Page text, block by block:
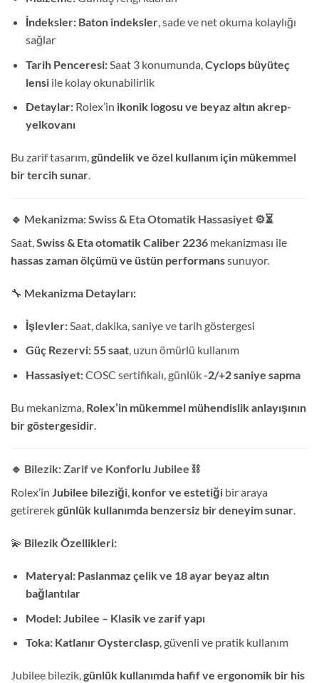
İndeksler: Baton indeksler, sade ve net okuma kolaylığı
sağlar
Tarih Penceresi:Saat 3 konumunda,Cyclops büyüteç
lensiile kolay okunabilirlik
Detaylar:Rolex’in ikonik logosu ve beyaz altın akrep-
yelkovanı
Bu zarif tasarım,gündelik ve özel kullanım için mükemmel
bir tercih sunar.
🔹 Mekanizma: Swiss & Eta Otomatik Hassasiyet ⚙️⏳
Saat,Swiss & Eta otomatik Caliber 2236 mekanizması ile
hassas zaman ölçümü ve üstün performanssunuyor.
🔧 Mekanizma Detayları:
İşlevler:Saat, dakika, saniye ve tarih göstergesi
Güç Rezervi:55 saat, uzun ömürlü kullanım
Hassasiyet:COSC sertifikalı, günlük-2/+2 saniye sapma
Bu mekanizma, Rolex’in mükemmel mühendislik anlayışının
bir göstergesidir
🔹 Bilezik: Zarif ve Konforlu Jubilee ⛓️
Rolex’in Jubilee bileziği, konfor ve estetiği bir araya
getirerekgünlük kullanımda benzersiz bir deneyim sunar.
💫 Bilezik Özellikleri:
Materyal: Paslanmaz çelik ve 18 ayar beyaz altın
bağlantılar
Model: Jubilee – Klasik ve zarif yapı
Toka: Katlanır Oysterclasp, güvenli ve pratik kullanım
Jubilee bilezik,günlük kullanımda hafif ve ergonomik bir his